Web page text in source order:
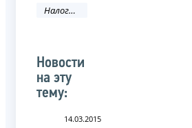
Налоговый кодекс
Новости
на эту
тему:
14.03.2015